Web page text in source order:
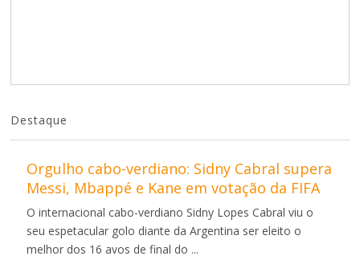
Destaque
Orgulho cabo-verdiano: Sidny Cabral supera
Messi, Mbappé e Kane em votação da FIFA
O internacional cabo-verdiano Sidny Lopes Cabral viu o
seu espetacular golo diante da Argentina ser eleito o
melhor dos 16 avos de final do ...